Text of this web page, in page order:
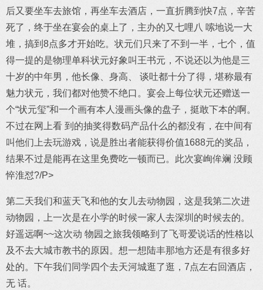
后又要坐车去旅馆，再坐车去酒店，一直折腾到快7点，辛苦
死了，终于坐在宴会的桌上了，主办的又七哩八 嗦地说一大
堆，搞到8点多才开始吃。状元们只来了不到一半，七个，值
得一提的是物理单科状元好象叫王书元，不说还以为他是三
十岁的中年男，他长像、身高、 谈吐都十分了得，堪称最有
魅力状元，我们都对他赞不绝口。宴会上每位状元还赠送一
个“状元玺”和一个画有本人漫画头像的盘子，挺敢下本的啊。
不过在网上看 到的抽奖得数码产品什么的都没有，在中间有
叫他们上去玩游戏，说是胜出者能获得价值1688元的奖品，
结果不过是能再在这里免费吃一顿而已。此次宴峋侔斓 没顾
悴淮怼?/P>
第二天我们和蓝天飞和他的女儿去动物园，这是我第二次进
动物园，上一次是在小学的时候一家人去深圳的时候去的。
好遥远啊~~这次动 物园之旅我领略到了飞哥爱说话的性格以
及不去大城市教书的原因。想一想陆丰那地方还是有很多好
处的。下午我们同学四个去天河城逛了逛，7点左右回酒店，
无 话。